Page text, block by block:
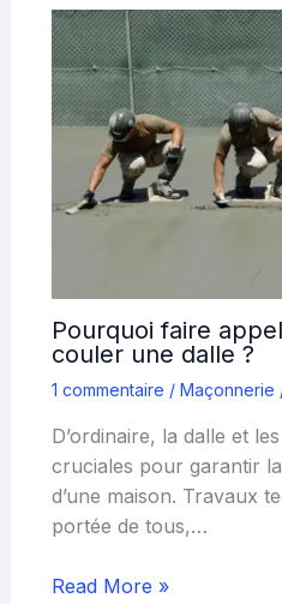
Pourquoi faire
couler une dalle ?
1 commentaire / Maçonnerie
D’ordinaire, la dalle et
cruciales pour garantir
d’une maison. Travaux
portée de tous,…
Read More »